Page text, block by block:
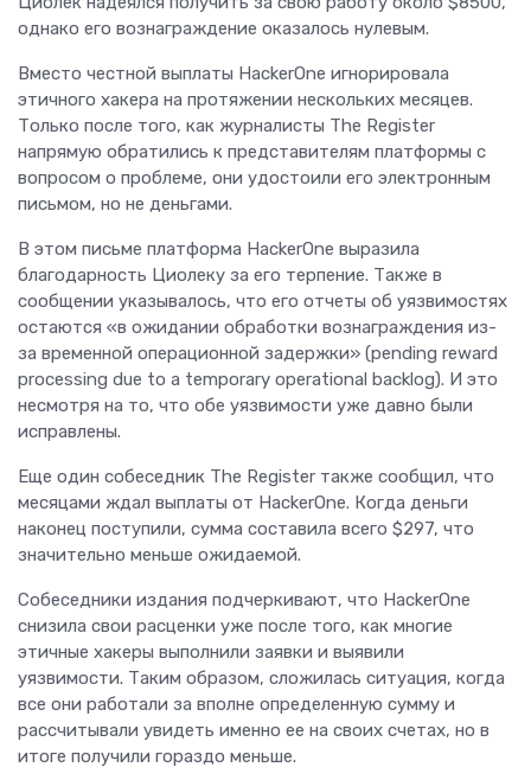
однако его вознаграждение оказалось нулевым.
Вместо честной выплаты HackerOne игнорировала
этичного хакера на протяжении нескольких месяцев.
Только после того, как журналисты The Register
напрямую обратились к представителям платформы с
вопросом о проблеме, они удостоили его электронным
письмом, но не деньгами.
В этом письме платформа HackerOne выразила
благодарность Циолеку за его терпение. Также в
сообщении указывалось, что его отчеты об уязвимостях
остаются «в ожидании обработки вознаграждения из-
за временной операционной задержки» (pending reward
processing due to a temporary operational backlog). И это
несмотря на то, что обе уязвимости уже давно были
исправлены.
Еще один собеседник The Register также сообщил, что
месяцами ждал выплаты от HackerOne. Когда деньги
наконец поступили, сумма составила всего $297, что
значительно меньше ожидаемой.
Собеседники издания подчеркивают, что HackerOne
снизила свои расценки уже после того, как многие
этичные хакеры выполнили заявки и выявили
уязвимости. Таким образом, сложилась ситуация, когда
все они работали за вполне определенную сумму и
рассчитывали увидеть именно ее на своих счетах, но в
итоге получили гораздо меньше.